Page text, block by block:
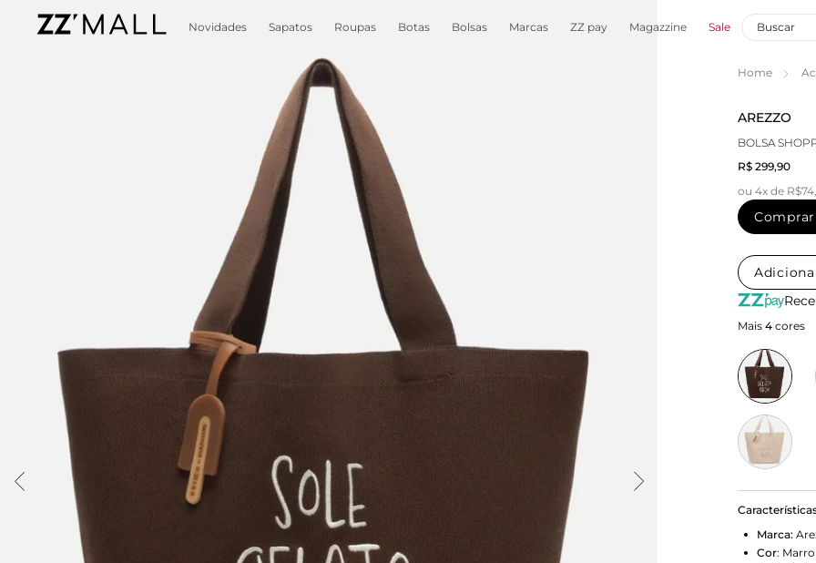
Novidades Sapatos Roupas Botas Bolsas Marcas ZZ pay Magazzine Sale
Home
AREZZO
BOLSA
R$ 299,90
ou 4x de
Comprar
Mais 4 cores
Marca:
Cor: